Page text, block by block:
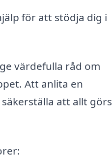
för att stödja dig i
värdefulla råd om
Att anlita en
att allt görs